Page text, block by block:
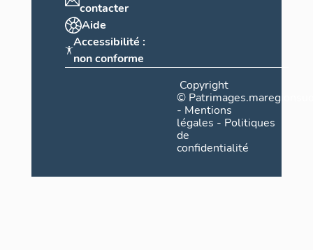
contacter
Aide
Accessibilité :
non conforme
Copyright
©
- Mentions
légales - Politiques
de
confidentialité